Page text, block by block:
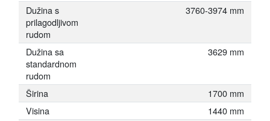
Dužina s
prilagodljivom
rudom
3760-3974 mm
Dužina sa
standardnom
rudom
3629 mm
Širina
1700 mm
Visina
1440 mm